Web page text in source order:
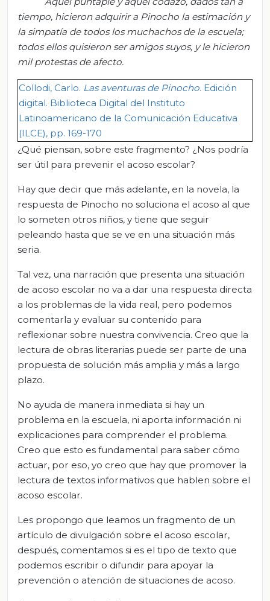
tiempo, hicieron adquirir a Pinocho la estimación y
la simpatía de todos los muchachos de la escuela;
todos ellos quisieron ser amigos suyos, y le hicieron
mil protestas de afecto.
Collodi, Carlo. Las aventuras de Pinocho. Edición
digital. Biblioteca Digital del Instituto
Latinoamericano de la Comunicación Educativa
(ILCE), pp. 169-170
¿Qué piensan, sobre este fragmento? ¿Nos podría
ser útil para prevenir el acoso escolar?
Hay que decir que más adelante, en la novela, la
respuesta de Pinocho no soluciona el acoso al que
lo someten otros niños, y tiene que seguir
peleando hasta que se ve en una situación más
seria.
Tal vez, una narración que presenta una situación
de acoso escolar no va a dar una respuesta directa
a los problemas de la vida real, pero podemos
comentarla y evaluar su contenido para
reflexionar sobre nuestra convivencia. Creo que la
lectura de obras literarias puede ser parte de una
propuesta de solución más amplia y más a largo
plazo.
No ayuda de manera inmediata si hay un
problema en la escuela, ni aporta información ni
explicaciones para comprender el problema.
Creo que esto es fundamental para saber cómo
actuar, por eso, yo creo que hay que promover la
lectura de textos informativos que hablen sobre el
acoso escolar.
Les propongo que leamos un fragmento de un
artículo de divulgación sobre el acoso escolar,
después, comentamos si es el tipo de texto que
podemos escribir o difundir para apoyar la
prevención o atención de situaciones de acoso.